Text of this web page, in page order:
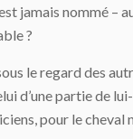
jamais nommé –
?
le regard des
d’une partie de
pour le